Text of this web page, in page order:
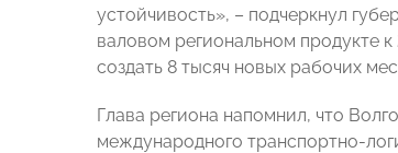
устойчивость», – подчеркнул
валовом региональном продукте
создать 8 тысяч новых рабочих
Глава региона напомнил, что
международного транспортно-